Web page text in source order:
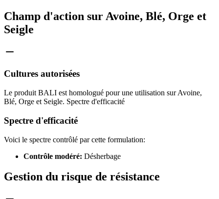
Champ d'action sur Avoine, Blé, Orge et
Seigle
Cultures autorisées
Le produit BALI est homologué pour une utilisation sur Avoine,
Blé, Orge et Seigle. Spectre d'efficacité
Spectre d'efficacité
Voici le spectre contrôlé par cette formulation:
Contrôle modéré: Désherbage
Gestion du risque de résistance